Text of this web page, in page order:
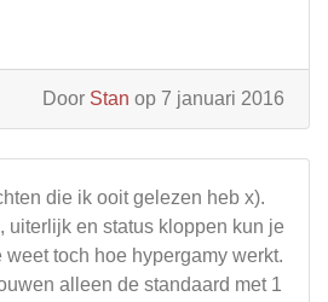
Door Stan op 7 januari 2016
die ik ooit gelezen heb x).
uiterlijk en status kloppen kun je
toch hoe hypergamy werkt.
alleen de standaard met 1